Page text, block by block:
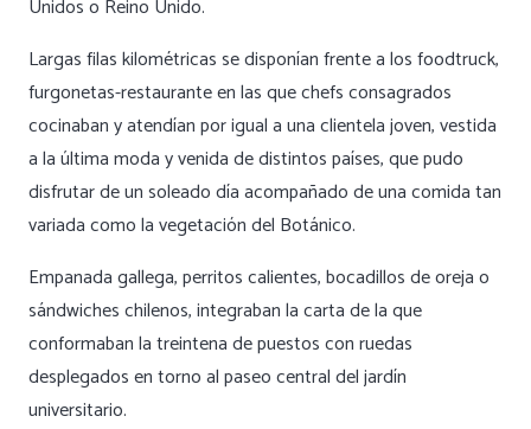
Unidos o Reino Unido.
Largas filas kilométricas se disponían frente a los foodtruck,
furgonetas-restaurante en las que chefs consagrados
cocinaban y atendían por igual a una clientela joven, vestida
a la última moda y venida de distintos países, que pudo
disfrutar de un soleado día acompañado de una comida tan
variada como la vegetación del Botánico.
Empanada gallega, perritos calientes, bocadillos de oreja o
sándwiches chilenos, integraban la carta de la que
conformaban la treintena de puestos con ruedas
desplegados en torno al paseo central del jardín
universitario.